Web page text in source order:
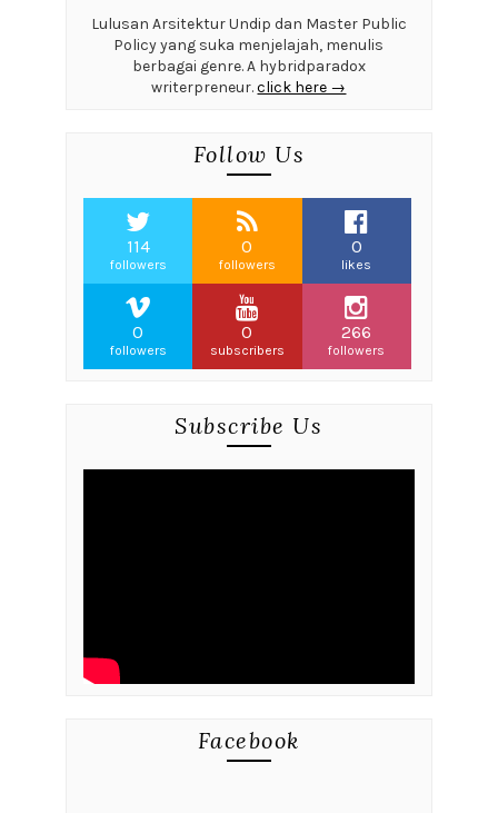
Lulusan Arsitektur Undip dan Master Public
Policy yang suka menjelajah, menulis
berbagai genre. A hybridparadox
writerpreneur.click here →
Follow Us
114
followers
0
followers
0
likes
0
followers
0
subscribers
266
followers
Subscribe Us
Facebook